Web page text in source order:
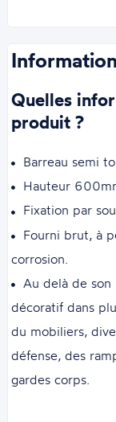
Quelles
produit ?
Barreau semi
Hauteur
Fixation par
Fourni brut, à
corrosion.
Au delà de
décoratif dans
du mobiliers,
défense, des
gardes corps.